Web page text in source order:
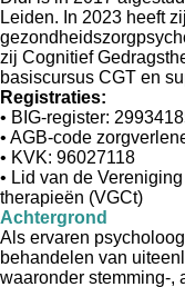
Leiden. In 2023 heeft
zij Cognitief
basiscursus CGT en
Registraties:
• BIG-register:
• AGB-code
• KVK: 96027118
• Lid van de
therapieën (VGCt)
Achtergrond
Als ervaren
behandelen van
waaronder stemming-,